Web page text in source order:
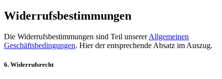
Widerrufsbestimmungen
Die Widerrufsbestimmungen sind Teil unsererAllgemeinen
Geschäftsbedingungen. Hier der entsprechende Absatz im Auszug.
6. Widerrufsrecht